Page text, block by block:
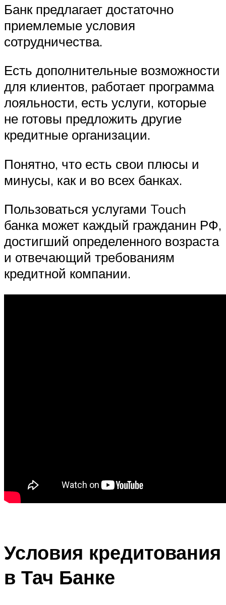
Банк предлагает достаточно
приемлемые условия
сотрудничества.
Есть дополнительные возможности
для клиентов, работает программа
лояльности, есть услуги, которые
не готовы предложить другие
кредитные организации.
Понятно, что есть свои плюсы и
минусы, как и во всех банках.
Пользоваться услугами Touch
банка может каждый гражданин РФ,
достигший определенного возраста
и отвечающий требованиям
кредитной компании.
Условия кредитования
в Тач Банке